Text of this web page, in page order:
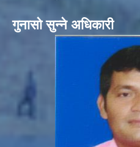
गुनासो सुन्ने अधिकारी